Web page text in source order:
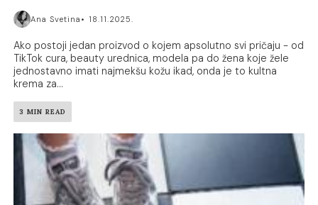
Ana Svetina 18.11.2025.
Ako postoji jedan proizvod o kojem apsolutno svi pričaju - od
TikTok cura, beauty urednica, modela pa do žena koje žele
jednostavno imati najmekšu kožu ikad, onda je to kultna
krema za...
3 MIN READ